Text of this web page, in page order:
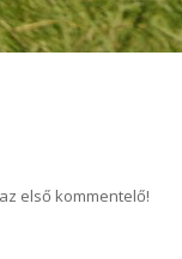
első kommentelő!